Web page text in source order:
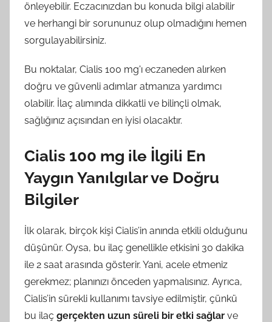
önleyebilir. Eczacınızdan bu konuda bilgi alabilir
ve herhangi bir sorununuz olup olmadığını hemen
sorgulayabilirsiniz.
Bu noktalar, Cialis 100 mg'ı eczaneden alırken
doğru ve güvenli adımlar atmanıza yardımcı
olabilir. İlaç alımında dikkatli ve bilinçli olmak,
sağlığınız açısından en iyisi olacaktır.
Cialis 100 mg ile İlgili En
Yaygın Yanılgılar ve Doğru
Bilgiler
İlk olarak, birçok kişi Cialis’in anında etkili olduğunu
düşünür. Oysa, bu ilaç genellikle etkisini 30 dakika
ile 2 saat arasında gösterir. Yani, acele etmeniz
gerekmez; planınızı önceden yapmalısınız. Ayrıca,
Cialis’in sürekli kullanımı tavsiye edilmiştir, çünkü
bu ilaç gerçekten uzun süreli bir etki sağlar ve